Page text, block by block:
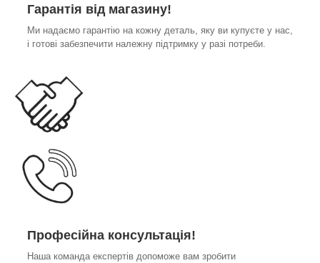
Гарантія від магазину!
Ми надаємо гарантію на кожну деталь, яку ви купуєте у нас,
і готові забезпечити належну підтримку у разі потреби.
Професійна консультація!
Наша команда експертів допоможе вам зробити